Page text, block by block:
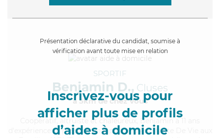
Présentation déclarative du candidat, soumise à
vérification avant toute mise en relation
Inscrivez-vous pour
afficher plus de profils
d’aides à domicile
SPORTIF
Benjamin D., Cluses
à 5km de chez Vous
, altruiste et chaleureux, Benjamin a 11 ans
d'expérience et possède un diplôme d'Assistante De Vie aux